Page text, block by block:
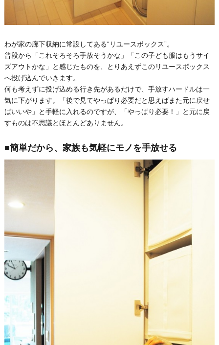
わが家の廊下収納に常設してある“リユースボックス”。
普段から「これそろそろ手放そうかな」「この子ども服はもうサイ
ズアウトかな」と感じたものを、とりあえずこのリユースボックス
へ投げ込んでいきます。
何も考えずに投げ込める行き先があるだけで、手放すハードルは一
気に下がります。「後で見てやっぱり必要だと思えばまた元に戻せ
ばいいや」と手軽に入れるのですが、「やっぱり必要！」と元に戻
すものは不思議とほとんどありません。
■簡単だから、家族も気軽にモノを手放せる